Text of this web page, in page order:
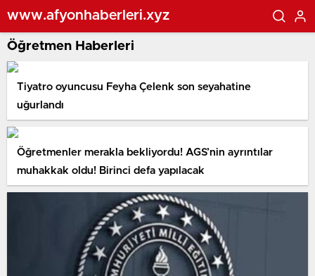
www.afyonhaberleri.xyz
Öğretmen Haberleri
Tiyatro oyuncusu Feyha Çelenk son seyahatine
uğurlandı
Öğretmenler merakla bekliyordu! AGS’nin ayrıntılar
muhakkak oldu! Birinci defa yapılacak